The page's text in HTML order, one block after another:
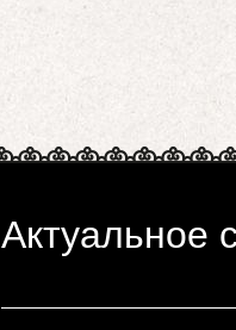
Актуальное